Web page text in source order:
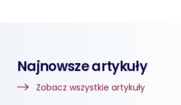
Najnowsze artykuły
Zobacz wszystkie artykuły